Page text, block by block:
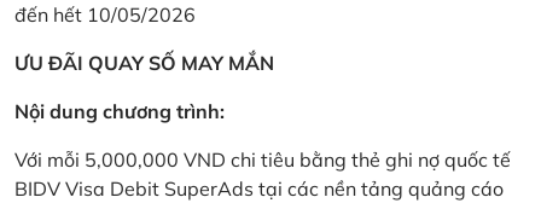
đến hết 10/05/2026
ƯU ĐÃI QUAY SỐ MAY MẮN
Nội dung chương trình:
Với mỗi 5,000,000 VND chi tiêu bằng thẻ ghi nợ quốc tế
BIDV Visa Debit SuperAds tại các nền tảng quảng cáo